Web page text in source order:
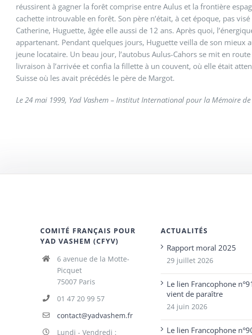
réussirent à gagner la forêt comprise entre Aulus et la frontière
cachette introuvable en forêt. Son père n’était, à cet époque, pas
Catherine, Huguette, âgée elle aussi de 12 ans. Après quoi,
appartenant. Pendant quelques jours, Huguette veilla de son mieux
jeune locataire. Un beau jour, l’autobus Aulus-Cahors se mit en
livraison à l’arrivée et confia la fillette à un couvent, où elle était
Suisse où les avait précédés le père de Margot.
Le 24 mai 1999, Yad Vashem – Institut International pour la Mémoire
COMITÉ FRANÇAIS POUR
YAD VASHEM (CFYV)
6 avenue de la Motte-
Picquet
75007 Paris
01 47 20 99 57
contact@yadvashem.fr
Lundi - Vendredi :
ACTUALITÉS
Rapport moral 2025
29 juillet 2026
Le lien Francophone
vient de paraître
24 juin 2026
Le lien Francophone